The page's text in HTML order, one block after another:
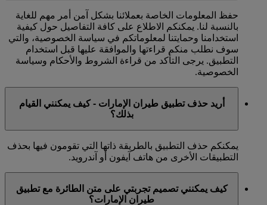
حفظ المعلومات الخاصة بعملائنا بشكل آمن أمر مهم للغاية
بالنسبة لنا. يمكنكم الاطلاع على كافة التفاصيل حول كيفية
استخدامنا وحمايتنا لمعلوماتكم في سياسة الخصوصية، والتي
سوف نطلب منكم قراءتها والموافقة عليها قبل استخدام
التطبيق. يرجى التأكد من قراءة الشروط والأحكام وسياسة
الخصوصية.
أريد حذف تطبيق طيران الإمارات - كيف يمكنني القيام
بذلك؟
يمكنكم حذف التطبيق بالطريقة ذاتها التي تقومون فيها بحذف
التطبيقات الأخرى من هاتف آيفون أو آندرويد.
كيف يمكنني تصميم تجربتي على متن الطائرة مع تطبيق
طيران الإمارات؟